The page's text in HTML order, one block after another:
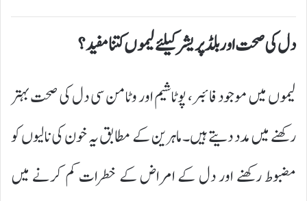
دل کی صحت اور بلڈ پریشر کیلئے لیموں کتنا مفید؟
لیموں میں موجود فائبر، پوٹاشیم اور وٹامن سی دل کی صحت بہتر
رکھنے میں مدد دیتے ہیں۔ ماہرین کے مطابق یہ خون کی نالیوں کو
مضبوط رکھنے اور دل کے امراض کے خطرات کم کرنے میں